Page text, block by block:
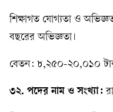
শিক্ষাগত যোগ্যতা ও
বছরের অভিজ্ঞতা।
বেতন: ৮,২৫০-২০,০১০
৩২. পদের নাম ও সংখ্যা: